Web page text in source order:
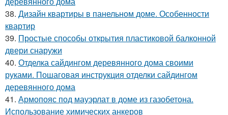
38. Дизайн квартиры в панельном доме. Особенности
квартир
39. Простые способы открытия пластиковой балконной
двери снаружи
40. Отделка сайдингом деревянного дома своими
руками. Пошаговая инструкция отделки сайдингом
деревянного дома
41. Армопояс под мауэрлат в доме из газобетона.
Использование химических анкеров